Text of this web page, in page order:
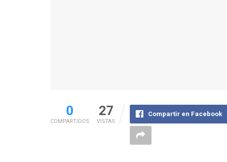
0
COMPARTIDOS
27
VISTAS
Compartir en Facebook